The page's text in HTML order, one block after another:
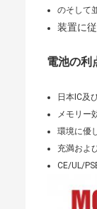
のそして
装置に
電池の利
日本IC及
メモリー
環境に優
充満およ
CE/UL/